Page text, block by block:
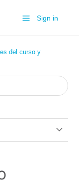
Sign in
del curso y